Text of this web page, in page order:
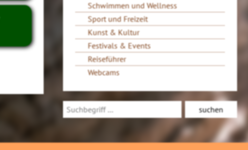
Schwimmen und Wellness
Sport und Freizeit
Kunst & Kultur
Festivals & Events
Reiseführer
Webcams